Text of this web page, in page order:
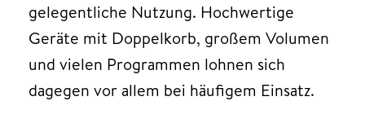
gelegentliche Nutzung. Hochwertige
Geräte mit Doppelkorb, großem Volumen
und vielen Programmen lohnen sich
dagegen vor allem bei häufigem Einsatz.